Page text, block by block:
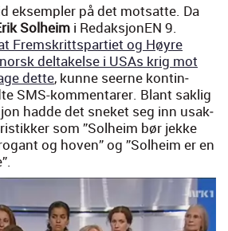
eksem­pler på det mot­sat­te. Da
Sol­heim i Redak­sjo­nEN 9.
Frem­skrittspar­ti­et og Høyre
deltakelse i USAs krig mot
dette, kunne seerne kon­tin­
SMS-kom­mentar­er. Blant sak­lig
hadde det sneket seg inn usak­
som ”Sol­heim bør jekke
og hov­en” og ”Sol­heim er en